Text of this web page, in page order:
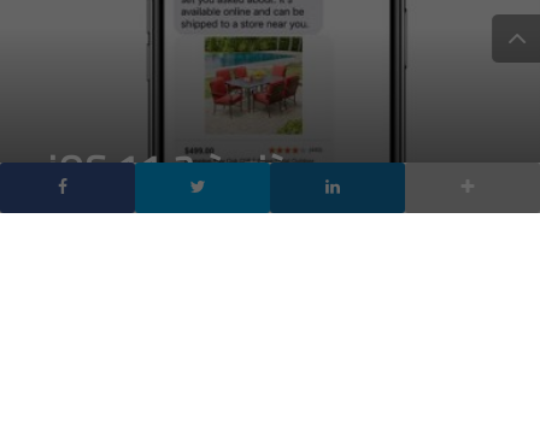
iOS 11.3 è già
disponibile: ecco tutte le